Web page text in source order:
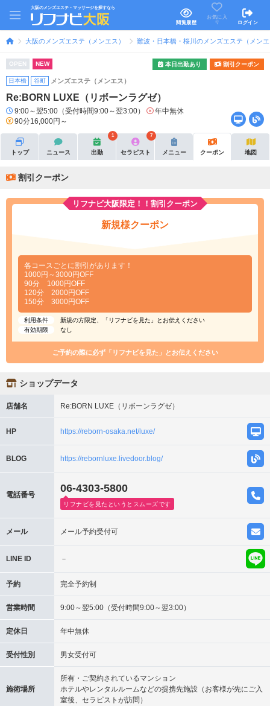
大阪のメンズエステ・マッサージを探すなら
閲覧履歴
お気に入
り
ログイン
大阪のメンズエステ（メンエス） 難波・日本橋・桜川のメンズエステ（メン
OPEN NEW 本日出勤あり 割引クーポン
日本橋 谷町 メンズエステ（メンエス）
Re:BORN LUXE（リボーンラグゼ）
9:00～翌5:00（受付時間9:00～翌3:00）
年中無休
90分16,000円～
トップ ニュース 出勤
1
セラピスト
7
メニュー クーポン 地図
割引クーポン
リフナビ大阪限定！！割引クーポン
新規様クーポン
各コースごとに割引があります！
1000円～3000円OFF
90分 1000円OFF
120分 2000円OFF
150分 3000円OFF
利用条件
新規の方限定、「リフナビを見た」とお伝えください
有効期限
なし
ご予約の際に必ず「リフナビを見た」とお伝えください
ショップデータ
店舗名 Re:BORN LUXE（リボーンラグゼ）
HP https://reborn-osaka.net/luxe/
BLOG https://rebornluxe.livedoor.blog/
電話番号
06-4303-5800
リフナビを見たというとスムーズです
メール メール予約受付可
LINE ID －
予約 完全予約制
営業時間 9:00～翌5:00（受付時間9:00～翌3:00）
定休日 年中無休
受付性別 男女受付可
施術場所
所有・ご契約されているマンション
ホテルやレンタルルームなどの提携先施設（お客様が先にご入
室後、セラピストが訪問）